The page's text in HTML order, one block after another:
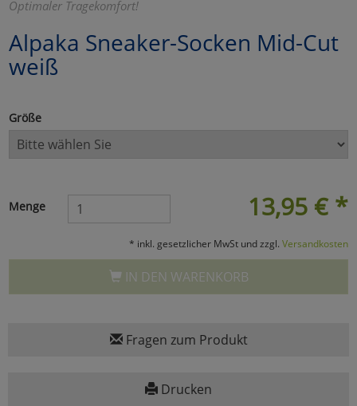
Optimaler Tragekomfort!
Alpaka Sneaker-Socken Mid-Cut
weiß
Größe
13,95 € *
Menge
* inkl. gesetzlicher MwSt und zzgl. Versandkosten
IN DEN WARENKORB
Fragen zum Produkt
Drucken
Umfragetools
Cookies
Alle Akzeptieren
zu Haupptseite